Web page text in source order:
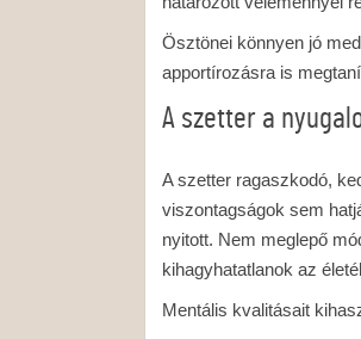
Ösztönei könnyen jó
apportírozásra is
A szetter a
A szetter ragaszkodó,
viszontagságok sem
nyitott. Nem meglepő
kihagyhatatlanok az
Mentális kvalitásait